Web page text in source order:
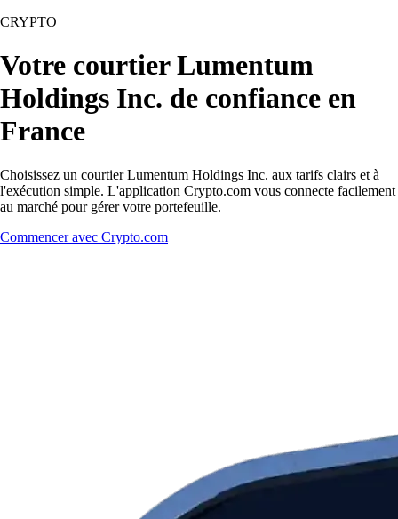
CRYPTO
Votre courtier Lumentum
Holdings Inc. de confiance en
France
Choisissez un courtier Lumentum Holdings Inc. aux tarifs clairs et à
l'exécution simple. L'application Crypto.com vous connecte facilement
au marché pour gérer votre portefeuille.
Commencer avec Crypto.com